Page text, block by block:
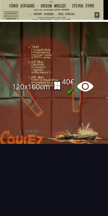
120x160cm
40€
✔